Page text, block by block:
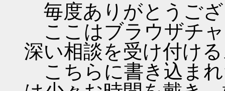
毎度ありがとうご
ここはブラウザチ
深い相談を受け付け
こちらに書き込ま